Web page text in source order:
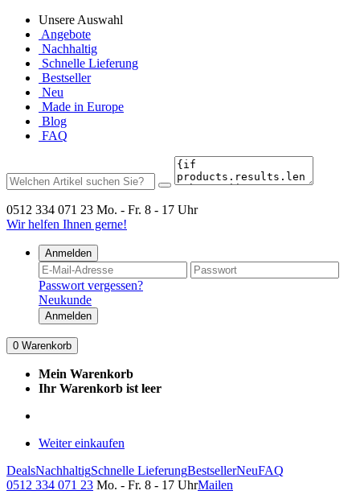
Unsere Auswahl
Angebote
Nachhaltig
Schnelle Lieferung
Bestseller
Neu
Made in Europe
Blog
FAQ
0512 334 071 23 Mo. - Fr. 8 - 17 Uhr
Wir helfen Ihnen gerne!
Anmelden
Passwort vergessen?
Neukunde
Anmelden
0 Warenkorb
Mein Warenkorb
Ihr Warenkorb ist leer
Weiter einkaufen
DealsNachhaltigSchnelle LieferungBestsellerNeuFAQ
0512 334 071 23 Mo. - Fr. 8 - 17 UhrMailen